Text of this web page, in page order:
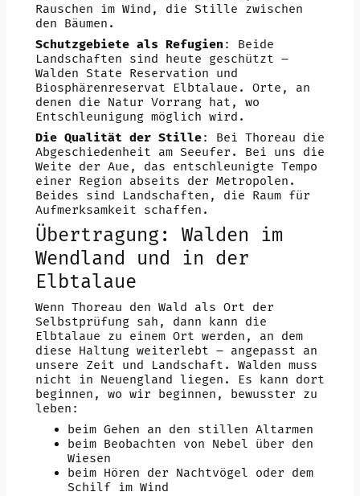
Rauschen im Wind, die Stille zwischen
den Bäumen.
Schutzgebiete als Refugien : Beide
Landschaften sind heute geschützt –
Walden State Reservation und
Biosphärenreservat Elbtalaue. Orte, an
denen die Natur Vorrang hat, wo
Entschleunigung möglich wird.
Die Qualität der Stille: Bei Thoreau die
Abgeschiedenheit am Seeufer. Bei uns die
Weite der Aue, das entschleunigte Tempo
einer Region abseits der Metropolen.
Beides sind Landschaften, die Raum für
Aufmerksamkeit schaffen.
Übertragung: Walden im
Wendland und in der
Elbtalaue
Wenn Thoreau den Wald als Ort der
Selbstprüfung sah, dann kann die
Elbtalaue zu einem Ort werden, an dem
diese Haltung weiterlebt – angepasst an
unsere Zeit und Landschaft. Walden muss
nicht in Neuengland liegen. Es kann dort
beginnen, wo wir beginnen, bewusster zu
leben:
beim Gehen an den stillen Altarmen
beim Beobachten von Nebel über den
Wiesen
beim Hören der Nachtvögel oder dem
Schilf im Wind